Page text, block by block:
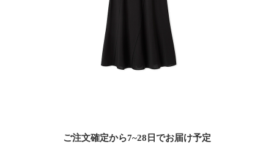
ご注文確定から7~28日でお届け予定